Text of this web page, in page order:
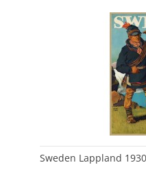
Sweden Lappland